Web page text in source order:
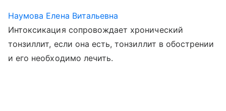
Наумова Елена Витальевна
Интоксикация сопровождает хронический
тонзиллит, если она есть, тонзиллит в обострении
и его необходимо лечить.